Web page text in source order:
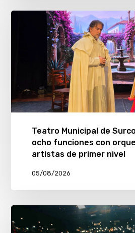
Teatro Municipal de
ocho funciones con
artistas de primer nivel
05/08/2026